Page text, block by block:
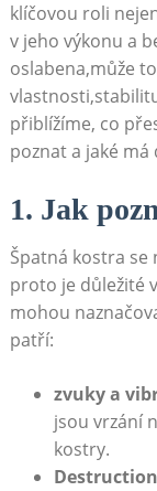
klíčovou roli
v jeho ⁤výkonu a
oslabena,může
přiblížíme,⁢ co
⁤poznat a jaké má⁤
1. Jak
Špatná kostra
proto je důležité
mohou
patří:
zvuky a
jsou vrzání
kostry.